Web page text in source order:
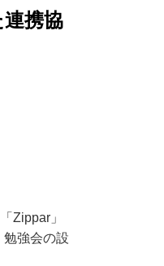
携協
Zippar」
勉強会の設